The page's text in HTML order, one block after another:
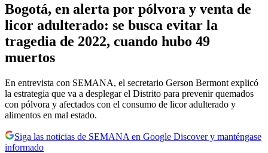
Bogotá, en alerta por pólvora y venta de
licor adulterado: se busca evitar la
tragedia de 2022, cuando hubo 49
muertos
En entrevista con SEMANA, el secretario Gerson Bermont explicó
la estrategia que va a desplegar el Distrito para prevenir quemados
con pólvora y afectados con el consumo de licor adulterado y
alimentos en mal estado.
Siga las noticias de SEMANA en Google Discover y manténgase
informado